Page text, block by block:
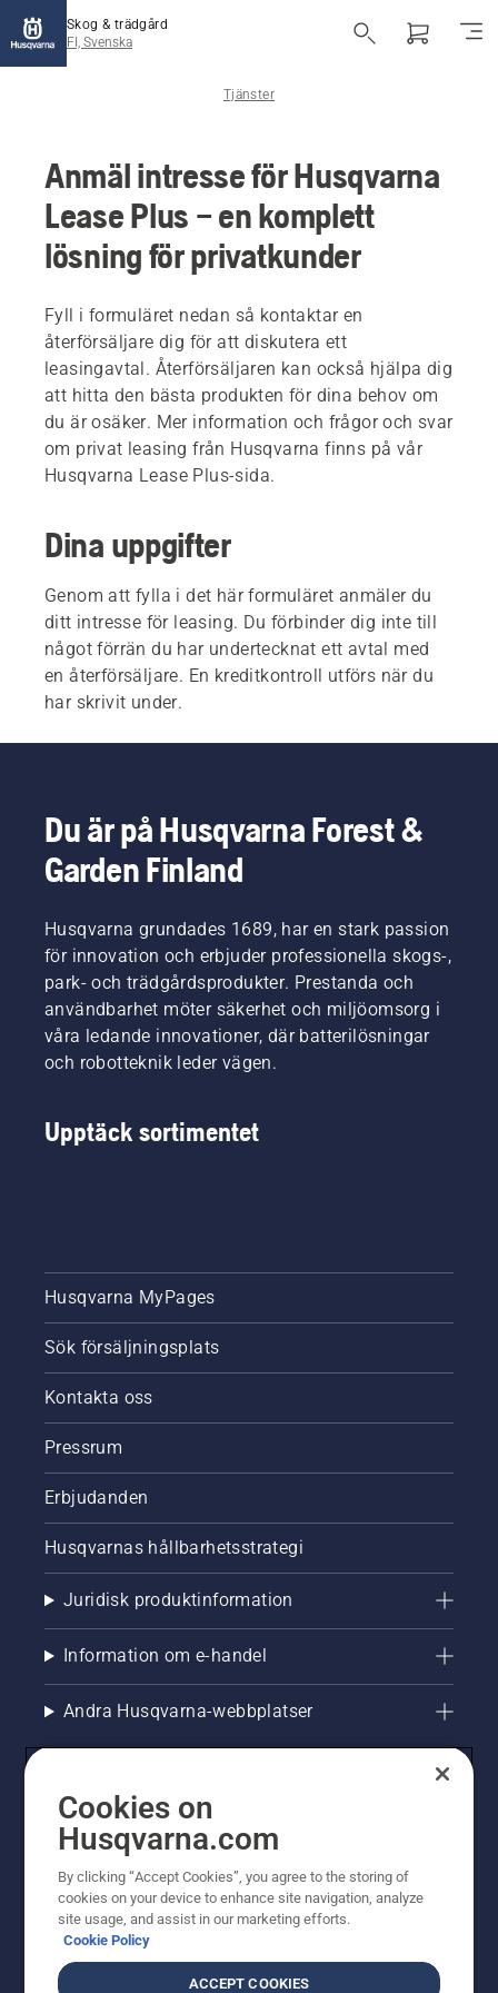
Skog & trädgård
FI, Svenska
Tjänster
Anmäl intresse för Husqvarna
Lease Plus – en komplett
lösning för privatkunder
Fyll i formuläret nedan så kontaktar en
återförsäljare dig för att diskutera ett
leasingavtal. Återförsäljaren kan också hjälpa dig
att hitta den bästa produkten för dina behov om
du är osäker. Mer information och frågor och svar
om privat leasing från Husqvarna finns på vår
Husqvarna Lease Plus-sida.
Dina uppgifter
Genom att fylla i det här formuläret anmäler du
ditt intresse för leasing. Du förbinder dig inte till
något förrän du har undertecknat ett avtal med
en återförsäljare. En kreditkontroll utförs när du
har skrivit under.
Du är på Husqvarna Forest &
Garden Finland
Husqvarna grundades 1689, har en stark passion
för innovation och erbjuder professionella skogs-,
park- och trädgårdsprodukter. Prestanda och
användbarhet möter säkerhet och miljöomsorg i
våra ledande innovationer, där batterilösningar
och robotteknik leder vägen.
Upptäck sortimentet
Husqvarna MyPages
Sök försäljningsplats
Kontakta oss
Pressrum
Erbjudanden
Husqvarnas hållbarhetsstrategi
Juridisk produktinformation
Information om e-handel
Andra Husqvarna-webbplatser
© Husqvarna AB (publ). All rights reserved. Priserna
som visas är rekommenderade cirkapriser. Alla angivna
Cookies on
Husqvarna.com
By clicking “Accept Cookies”, you agree to the storing of
cookies on your device to enhance site navigation, analyze
site usage, and assist in our marketing efforts.
Cookie Policy
ACCEPT COOKIES